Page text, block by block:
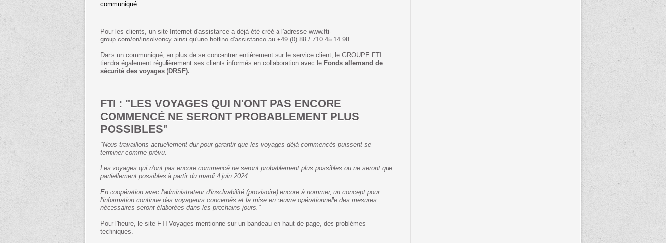
communiqué.
Pour les clients, un site Internet d'assistance a déjà été créé à l'adresse www.fti-
group.com/en/insolvency ainsi qu'une hotline d'assistance au +49 (0) 89 / 710 45 14 98.
Dans un communiqué, en plus de se concentrer entièrement sur le service client, le GROUPE FTI
tiendra également régulièrement ses clients informés en collaboration avec le Fonds allemand de
sécurité des voyages (DRSF).
FTI : "LES VOYAGES QUI N'ONT PAS ENCORE
COMMENCÉ NE SERONT PROBABLEMENT PLUS
POSSIBLES"
"Nous travaillons actuellement dur pour garantir que les voyages déjà commencés puissent se
terminer comme prévu.
Les voyages qui n'ont pas encore commencé ne seront probablement plus possibles ou ne seront que
partiellement possibles à partir du mardi 4 juin 2024.
En coopération avec l'administrateur d'insolvabilité (provisoire) encore à nommer, un concept pour
l'information continue des voyageurs concernés et la mise en œuvre opérationnelle des mesures
nécessaires seront élaborées dans les prochains jours."
Pour l'heure, le site FTI Voyages mentionne sur un bandeau en haut de page, des problèmes
techniques.